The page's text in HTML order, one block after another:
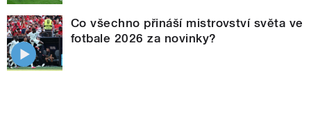
Co všechno přináší mistrovství světa ve
fotbale 2026 za novinky?